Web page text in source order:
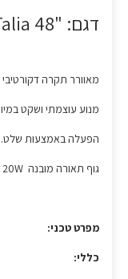
דגם: "48 Talia
מאוורר תקרה דקורטיבי בקוטר "48, מתאים
מנוע עוצמתי ושקט
הפעלה באמצעות שלט.
גוף תאורה מובנה 20W גוון אור משתנה 3000K,4000K,6500K.
מפרט טכני:
כללי: